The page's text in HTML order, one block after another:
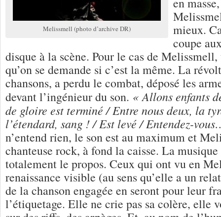
Melissmell (photo d’archive DR)
mieux.
coupe
disque à la scène. Pour le cas de
qu’on se demande si c’est la même. La
chansons, a perdu le combat, déposé les
devant l’ingénieur du son. « Allons enfants
de gloire est terminé / Entre nous deux, la
l’étendard, sang ! / Est levé / Entendez-
n’entend rien, le son est au maximum et
chanteuse rock, à fond la caisse. La
totalement le propos. Ceux qui ont vu en
renaissance visible (au sens qu’elle a un
de la chanson engagée en seront pour leur
l’étiquetage. Elle ne crie pas sa colère, elle